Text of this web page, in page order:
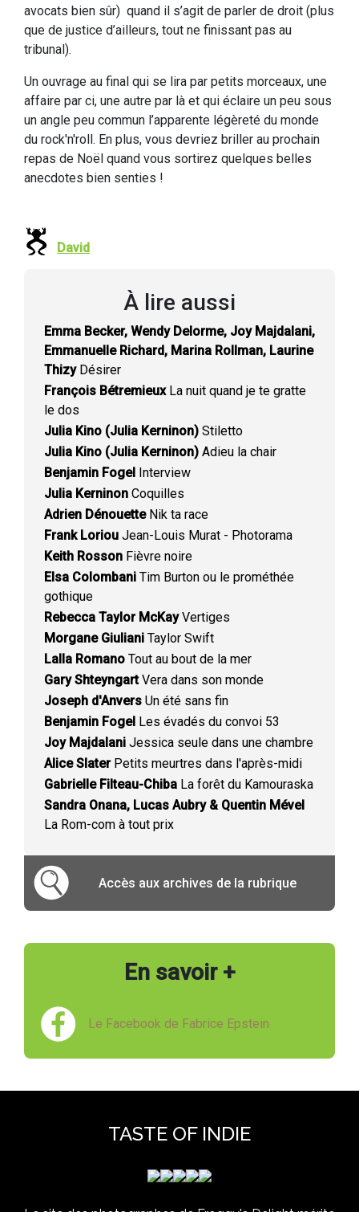
avocats bien sûr) quand il s’agit de parler de droit (plus
que de justice d’ailleurs, tout ne finissant pas au
tribunal).
Un ouvrage au final qui se lira par petits morceaux, une
affaire par ci, une autre par là et qui éclaire un peu sous
un angle peu commun l’apparente légèreté du monde
du rock'n'roll. En plus, vous devriez briller au prochain
repas de Noël quand vous sortirez quelques belles
anecdotes bien senties !
David
À lire aussi
Emma Becker, Wendy Delorme, Joy Majdalani,
Emmanuelle Richard, Marina Rollman, Laurine
ThizyDésirer
François BétremieuxLa nuit quand je te gratte
le dos
Julia Kino (Julia Kerninon) Stiletto
Julia Kino (Julia Kerninon) Adieu la chair
Benjamin Fogel Interview
Julia Kerninon Coquilles
Adrien DénouetteNik ta race
Frank Loriou Jean-Louis Murat - Photorama
Keith Rosson Fièvre noire
Elsa Colombani Tim Burton ou le prométhée
gothique
Rebecca Taylor McKayVertiges
Morgane Giuliani Taylor Swift
Lalla Romano Tout au bout de la mer
Gary ShteyngartVera dans son monde
Joseph d'Anvers Un été sans fin
Benjamin Fogel Les évadés du convoi 53
Joy Majdalani Jessica seule dans une chambre
Alice SlaterPetits meurtres dans l'après-midi
Gabrielle Filteau-Chiba La forêt du Kamouraska
Sandra Onana, Lucas Aubry & Quentin Mével
La Rom-com à tout prix
Accès aux archives de la rubrique
En savoir +
Le Facebook de Fabrice Epstein
TASTE OF INDIE